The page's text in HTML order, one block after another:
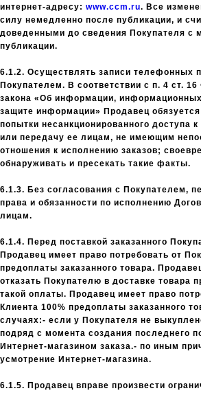
интернет-адресу: www.ccm.ru. Все
силу немедленно после публикации, и
доведенными до сведения Покупателя с
публикации.
6.1.2. Осуществлять записи телефонных
Покупателем. В соответствии с п. 4 ст.
закона «Об информации,
защите информации» Продавец
попытки несанкционированного доступа
или передачу ее лицам, не имеющим
отношения к исполнению заказов;
обнаруживать и пресекать такие факты.
6.1.3. Без согласования с Покупателем,
права и обязанности по исполнению
лицам.
6.1.4. Перед поставкой заказанного
Продавец имеет право потребовать от
предоплаты заказанного товара.
отказать Покупателю в доставке товара
такой оплаты. Продавец имеет право
Клиента 100% предоплаты заказанного
случаях:- если у Покупателя не
подряд с момента создания последнего
Интернет-магазином заказа.- по иным
усмотрение Интернет-магазина.
6.1.5. Продавец вправе произвести